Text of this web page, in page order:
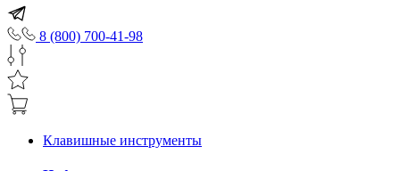
8 (800) 700-41-98
Клавишные инструменты